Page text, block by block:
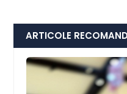
ARTICOLE